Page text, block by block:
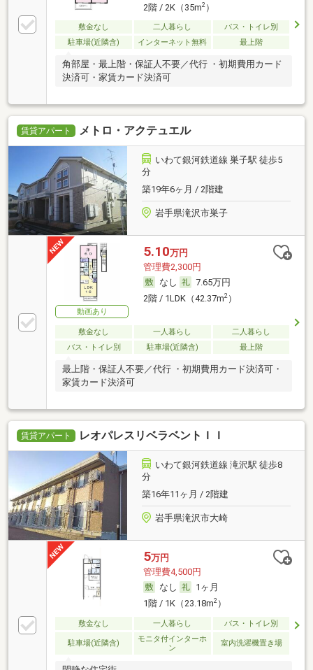
2階 / 2K（35m2）
敷金なし 二人暮らし
バス・トイレ別
駐車場(近隣含)
インターネット無料 最上階
角部屋・最上階・保証人不要／代行 ・初期費用カード
決済可・家賃カード決済可
賃貸アパート メトロ・アクテュエル
いわて銀河鉄道線 巣子駅 徒歩5
分
築19年6ヶ月 / 2階建
岩手県滝沢市巣子
動画あり
5.10万円
管理費2,300円
なし
7.65万円
2階 / 1LDK（42.37m2）
敷金なし 一人暮らし
二人暮らし
バス・トイレ別
駐車場(近隣含) 最上階
最上階・保証人不要／代行 ・初期費用カード決済可・
家賃カード決済可
賃貸アパート レオパレスリベラベントＩＩ
いわて銀河鉄道線 滝沢駅 徒歩8
分
築16年11ヶ月 / 2階建
岩手県滝沢市大崎
5万円
管理費4,500円
なし
1ヶ月
1階 / 1K（23.18m2）
敷金なし 一人暮らし バス・トイレ別
駐車場(近隣含)
モニタ付インターホ
ン
室内洗濯機置き場